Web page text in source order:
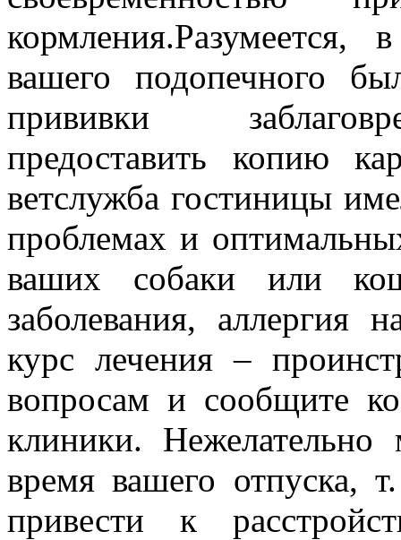
вашего подопечного
прививки
предоставить копию
ветслужба гостиницы
проблемах и
ваших собаки или
заболевания, аллергия
курс лечения –
вопросам и сообщите
клиники.
время вашего отпуска,
привести к